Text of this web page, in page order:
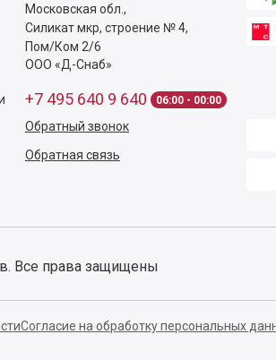
Московская обл.,
Силикат мкр, строение № 4,
Пом/Ком 2/6
ООО «Д-Снаб»
+7 495 640 9 640 06:00 - 00:00
Обратный звонок
Обратная связь
Все права защищены
Согласие на обработку персональных